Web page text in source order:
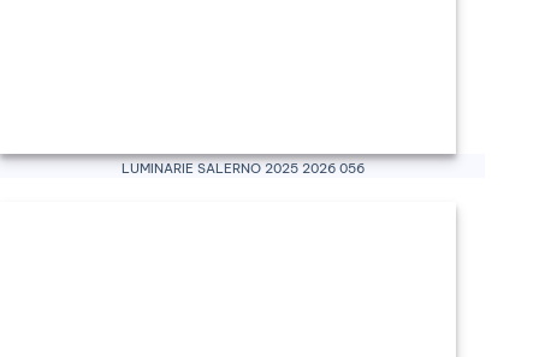
Luminarie Salerno 2025 2026 056